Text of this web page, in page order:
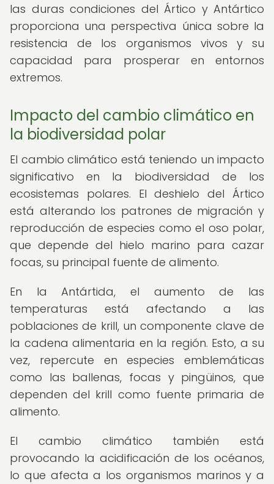
las duras condiciones del Ártico y Antártico
proporciona una perspectiva única sobre la
resistencia de los organismos vivos y su
capacidad para prosperar en entornos
extremos.
Impacto del cambio climático en
la biodiversidad polar
El cambio climático está teniendo un impacto
significativo en la biodiversidad de los
ecosistemas polares. El deshielo del Ártico
está alterando los patrones de migración y
reproducción de especies como el oso polar,
que depende del hielo marino para cazar
focas, su principal fuente de alimento.
En la Antártida, el aumento de las
temperaturas está afectando a las
poblaciones de krill, un componente clave de
la cadena alimentaria en la región. Esto, a su
vez, repercute en especies emblemáticas
como las ballenas, focas y pingüinos, que
dependen del krill como fuente primaria de
alimento.
El cambio climático también está
provocando la acidificación de los océanos,
lo que afecta a los organismos marinos y a